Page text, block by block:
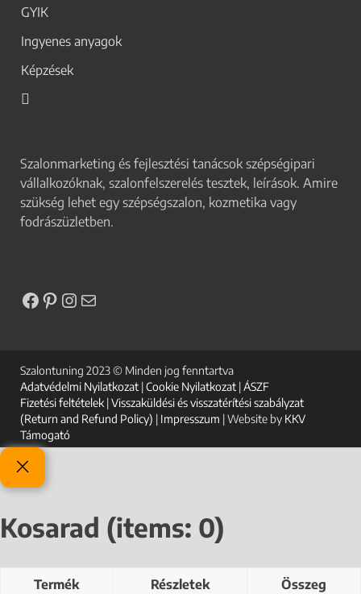
GYIK
Ingyenes anyagok
Képzések
Szalonmarketing és fejlesztési tanácsok szépségipari
vállalkozóknak, szalonfelszerelés tesztek, leírások. Amire
szükség lehet egy szépségszalon, kozmetika vagy
fodrászüzletben.
Szalontuning 2023 © Minden jog fenntartva
Adatvédelmi Nyilatkozat |Cookie Nyilatkozat |ÁSZF
Fizetési feltételek |Visszaküldési és visszatérítési szabályzat
(Return and Refund Policy) | Impresszum | Website by KKV
Támogató
Kosarad (items: 0)
Termék Részletek Összeg